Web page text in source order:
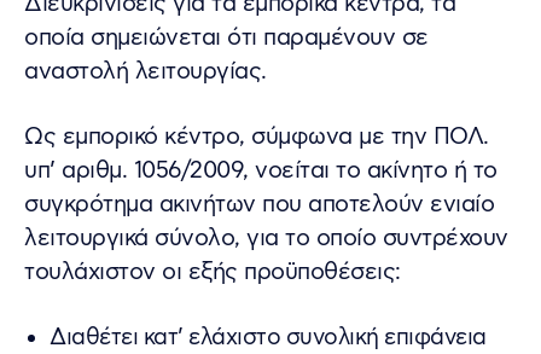
οποία σημειώνεται ότι παραμένουν σε
αναστολή λειτουργίας.
Ως εμπορικό κέντρο, σύμφωνα με την ΠΟΛ.
υπ’ αριθμ. 1056/2009, νοείται το ακίνητο ή το
συγκρότημα ακινήτων που αποτελούν ενιαίο
λειτουργικά σύνολο, για το οποίο συντρέχουν
τουλάχιστον οι εξής προϋποθέσεις:
Διαθέτει κατ’ ελάχιστο συνολική επιφάνεια